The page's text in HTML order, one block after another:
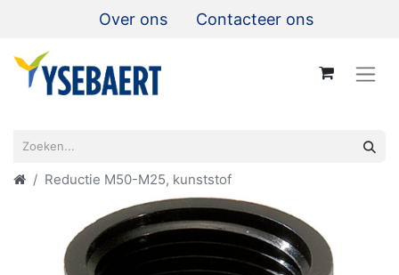
Over ons Contacteer ons
Reductie M50-M25, kunststof